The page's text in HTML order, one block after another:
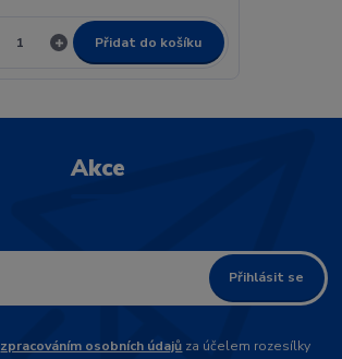
Přidat do košíku
Akce
Přihlásit se
zpracováním osobních údajů za účelem rozesílky